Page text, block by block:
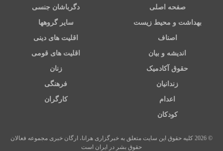
صفحه اصلی دگرباشان جنسی
بهداشت و محیط زیست سایر گروهها
اصناف اقلیت های دینی
اندیشه و بیان اقلیت های قومی
حقوق آکادمیک زنان
زندانیان فرهنگی
اعدام کارگران
کودکان
© 2026 کلیه حقوق این سایت متعلق به خبرگزاری هرانا، ارگان خبری مجموعه فعالان
حقوق بشر در ایران است